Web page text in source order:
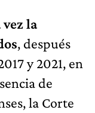
la
, después
y 2021, en
de
la Corte